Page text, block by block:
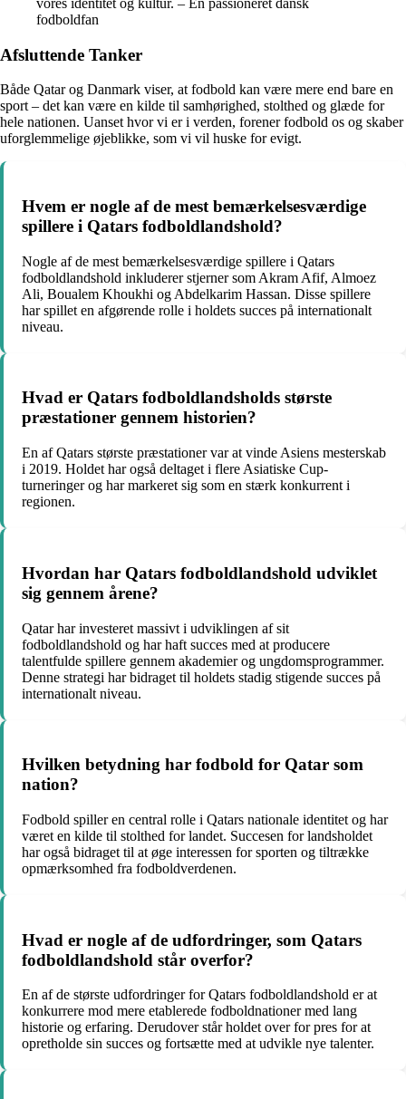
fodboldfan
Afsluttende Tanker
Både Qatar og Danmark viser, at fodbold kan være mere end bare en
sport – det kan være en kilde til samhørighed, stolthed og glæde for
hele nationen. Uanset hvor vi er i verden, forener fodbold os og skaber
uforglemmelige øjeblikke, som vi vil huske for evigt.
Hvem er nogle af de mest bemærkelsesværdige
spillere i Qatars fodboldlandshold?
Nogle af de mest bemærkelsesværdige spillere i Qatars
fodboldlandshold inkluderer stjerner som Akram Afif, Almoez
Ali, Boualem Khoukhi og Abdelkarim Hassan. Disse spillere
har spillet en afgørende rolle i holdets succes på internationalt
niveau.
Hvad er Qatars fodboldlandsholds største
præstationer gennem historien?
En af Qatars største præstationer var at vinde Asiens mesterskab
i 2019. Holdet har også deltaget i flere Asiatiske Cup-
turneringer og har markeret sig som en stærk konkurrent i
regionen.
Hvordan har Qatars fodboldlandshold udviklet
sig gennem årene?
Qatar har investeret massivt i udviklingen af sit
fodboldlandshold og har haft succes med at producere
talentfulde spillere gennem akademier og ungdomsprogrammer.
Denne strategi har bidraget til holdets stadig stigende succes på
internationalt niveau.
Hvilken betydning har fodbold for Qatar som
nation?
Fodbold spiller en central rolle i Qatars nationale identitet og har
været en kilde til stolthed for landet. Succesen for landsholdet
har også bidraget til at øge interessen for sporten og tiltrække
opmærksomhed fra fodboldverdenen.
Hvad er nogle af de udfordringer, som Qatars
fodboldlandshold står overfor?
En af de største udfordringer for Qatars fodboldlandshold er at
konkurrere mod mere etablerede fodboldnationer med lang
historie og erfaring. Derudover står holdet over for pres for at
opretholde sin succes og fortsætte med at udvikle nye talenter.